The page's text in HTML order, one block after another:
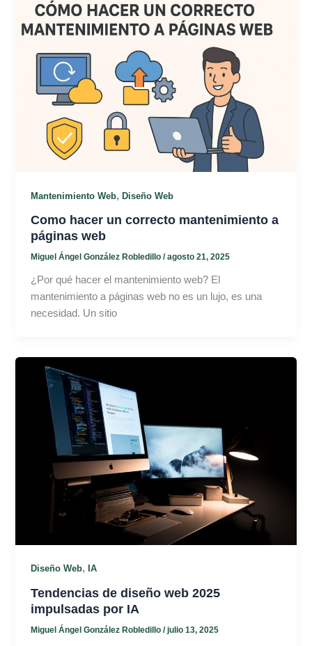
Mantenimiento Web,Diseño Web
Como hacer un correcto mantenimiento a
páginas web
Miguel Ángel González Robledillo/agosto 21, 2025
¿Por qué hacer el mantenimiento web? El
mantenimiento a páginas web no es un lujo, es una
necesidad. Un sitio
Diseño Web, IA
Tendencias de diseño web 2025
impulsadas por IA
Miguel Ángel González Robledillo/julio 13, 2025